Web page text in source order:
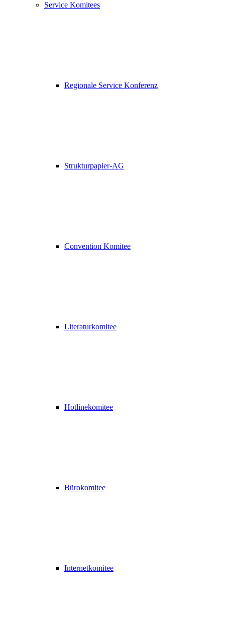
Service Komitees
Regionale Service Konferenz
Strukturpapier-AG
Convention Komitee
Literaturkomitee
Hotlinekomitee
Bürokomitee
Internetkomitee